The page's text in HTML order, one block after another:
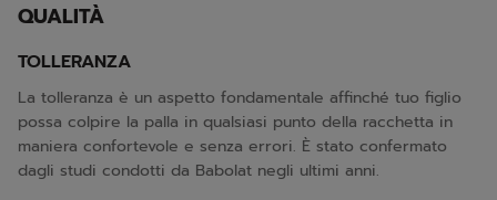
QUALITÀ
TOLLERANZA
La tolleranza è un aspetto fondamentale affinché tuo figlio
possa colpire la palla in qualsiasi punto della racchetta in
maniera confortevole e senza errori. È stato confermato
dagli studi condotti da Babolat negli ultimi anni.